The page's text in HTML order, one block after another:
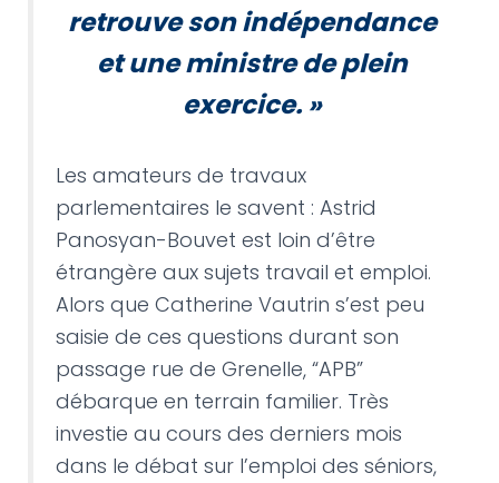
retrouve son indépendance
et une ministre de plein
exercice.»
Les amateurs de travaux
parlementaires le savent : Astrid
Panosyan-Bouvet est loin d’être
étrangère aux sujets travail et emploi.
Alors que Catherine Vautrin s’est peu
saisie de ces questions durant son
passage rue de Grenelle, “APB”
débarque en terrain familier. Très
investie au cours des derniers mois
dans le débat sur l’emploi des séniors,